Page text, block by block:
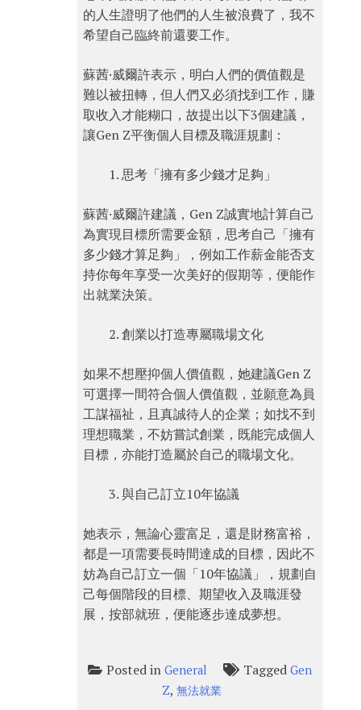
的人生證明了他們的人生被浪費了，我不
希望自己臨終前還要工作。
蘇茜·威爾許表示，明白人們的價值觀是
難以被扭轉，但人們又必須找到工作，賺
取收入才能糊口，故提出以下3個建議，
讓Gen Z平衡個人目標及職涯規劃：
思考「擁有多少錢才足夠」
蘇茜·威爾許建議，Gen Z誠實地計算自己
為實現目標所需要金額，思考自己「擁有
多少錢才算足夠」，例如工作薪金能否支
持你每年享受一次美好的假期等，便能作
出就業決策。
創業以打造專屬職場文化
如果不想壓抑個人價值觀，她建議Gen Z
可選擇一間符合個人價值觀，並願意為員
工謀福祉，且真誠待人的企業；如找不到
理想職業，不妨嘗試創業，既能完成個人
目標，亦能打造屬於自己的職場文化。
與自己訂立10年協議
她表示，無論心靈富足，還是財務富裕，
都是一項需要長時間達成的目標，因此不
妨為自己訂立一個「10年協議」，規劃自
己每個階段的目標、期望收入及職涯發
展，按部就班，便能逐步達成夢想。
Posted inGeneral TaggedGen
Z,無法就業